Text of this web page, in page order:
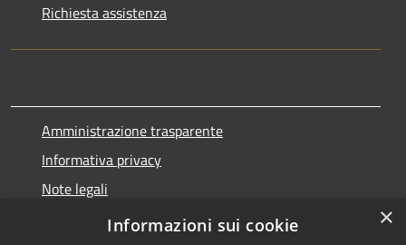
Richiesta assistenza
Amministrazione trasparente
Informativa privacy
Note legali
Dichiarazione di accessibilità
×
Informazioni sui cookie